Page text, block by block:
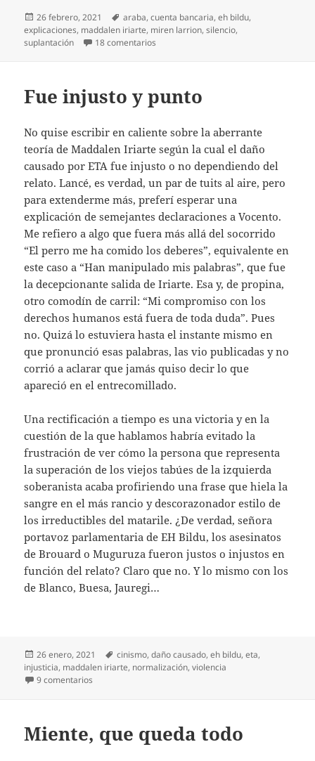
Publicado
el
26 febrero, 2021 Etiquetas
araba,cuenta bancaria,eh bildu,
explicaciones, maddalen iriarte, miren larrion,silencio,
suplantación
18 comentarios
Fue injusto y punto
No quise escribir en caliente sobre la aberrante
teoría de Maddalen Iriarte según la cual el daño
causado por ETA fue injusto o no dependiendo del
relato. Lancé, es verdad, un par de tuits al aire, pero
para extenderme más, preferí esperar una
explicación de semejantes declaraciones a Vocento.
Me refiero a algo que fuera más allá del socorrido
“El perro me ha comido los deberes”, equivalente en
este caso a “Han manipulado mis palabras”, que fue
la decepcionante salida de Iriarte. Esa y, de propina,
otro comodín de carril: “Mi compromiso con los
derechos humanos está fuera de toda duda”. Pues
no. Quizá lo estuviera hasta el instante mismo en
que pronunció esas palabras, las vio publicadas y no
corrió a aclarar que jamás quiso decir lo que
apareció en el entrecomillado.
Una rectificación a tiempo es una victoria y en la
cuestión de la que hablamos habría evitado la
frustración de ver cómo la persona que representa
la superación de los viejos tabúes de la izquierda
soberanista acaba profiriendo una frase que hiela la
sangre en el más rancio y descorazonador estilo de
los irreductibles del matarile. ¿De verdad, señora
portavoz parlamentaria de EH Bildu, los asesinatos
de Brouard o Muguruza fueron justos o injustos en
función del relato? Claro que no. Y lo mismo con los
de Blanco, Buesa, Jauregi…
Publicado
el
26 enero, 2021 Etiquetas
cinismo,daño causado,eh bildu,eta,
injusticia, maddalen iriarte, normalización,violencia
9 comentarios
Miente, que queda todo